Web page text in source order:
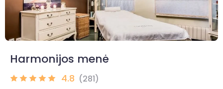
Harmonijos menė
4.8 (281)